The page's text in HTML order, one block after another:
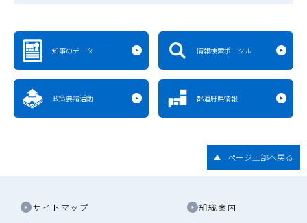
知事のデータ 情報検索ポータル
政策要請活動 都道府県情報
ページ上部へ戻る
サイトマップ 組織案内